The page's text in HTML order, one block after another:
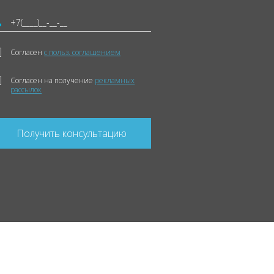
Согласенс польз. соглашением
Согласен на получение рекламных
рассылок
Получить консультацию